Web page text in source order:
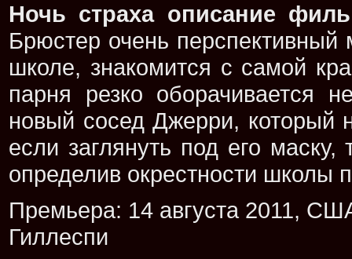
Ночь страха описание
Брюстер очень
школе, знакомится с самой
парня резко оборачивается
новый сосед Джерри, который
если заглянуть под его
определив окрестности школы
Премьера: 14 августа 2011,
Гиллеспи